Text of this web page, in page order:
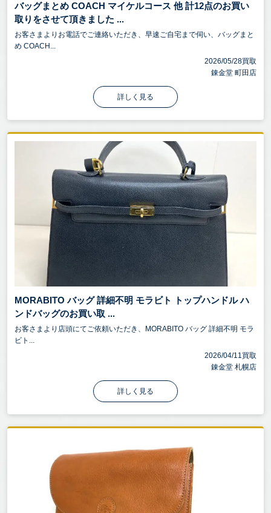
バッグまとめ COACH マイケルコース 他 計12点のお買い
取りをさせて頂きました ...
お客さまよりお電話でご連絡いただき、早速ご自宅まで伺い、バッグまと
め COACH...
2026/05/28買取
錬金堂 町田店
詳しく見る
MORABITO バッグ 詳細不明 モラビト トップハンドル ハ
ンドバッグのお買い取 ...
お客さまより店頭にてご依頼いただき、MORABITO バッグ 詳細不明 モラ
ビト...
2026/04/11買取
錬金堂 札幌店
詳しく見る